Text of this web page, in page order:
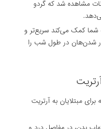
مشاهده شد که گردو
شما کمک می‌کند سریع‌تر و
شدن‌هان در طول شب را
مبتلایان به آرتریت